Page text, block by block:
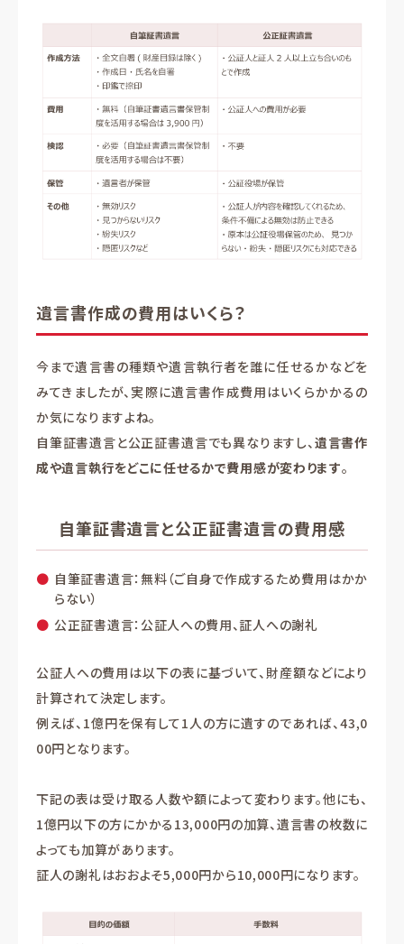
遺言書作成の費用はいくら？
今まで遺言書の種類や遺言執行者を誰に任せるかなどを
みてきましたが、実際に遺言書作成費用はいくらかかるの
か気になりますよね。
自筆証書遺言と公正証書遺言でも異なりますし、遺言書作
成や遺言執行をどこに任せるかで費用感が変わります。
自筆証書遺言と公正証書遺言の費用感
自筆証書遺言：無料（ご自身で作成するため費用はかか
らない）
公正証書遺言：公証人への費用、証人への謝礼
公証人への費用は以下の表に基づいて、財産額などにより
計算されて決定します。
例えば、1億円を保有して1人の方に遺すのであれば、43,0
00円となります。
下記の表は受け取る人数や額によって変わります。他にも、
1億円以下の方にかかる13,000円の加算、遺言書の枚数に
よっても加算があります。
証人の謝礼はおおよそ5,000円から10,000円になります。